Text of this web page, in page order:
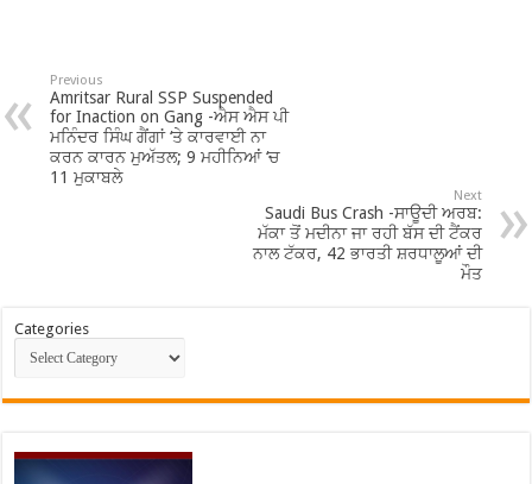
Previous
Amritsar Rural SSP Suspended
for Inaction on Gang -ਐਸ ਐਸ ਪੀ
ਮਨਿੰਦਰ ਸਿੰਘ ਗੈਂਗਾਂ ‘ਤੇ ਕਾਰਵਾਈ ਨਾ
ਕਰਨ ਕਾਰਨ ਮੁਅੱਤਲ; 9 ਮਹੀਨਿਆਂ ‘ਚ
11 ਮੁਕਾਬਲੇ
Next
Saudi Bus Crash -ਸਾਊਦੀ ਅਰਬ:
ਮੱਕਾ ਤੋਂ ਮਦੀਨਾ ਜਾ ਰਹੀ ਬੱਸ ਦੀ ਟੈਂਕਰ
ਨਾਲ ਟੱਕਰ, 42 ਭਾਰਤੀ ਸ਼ਰਧਾਲੂਆਂ ਦੀ
ਮੌਤ
Categories